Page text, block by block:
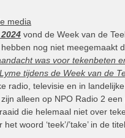
media
2024 vond de Week van de
nog niet meegemaakt
was voor tekenbeten
tijdens de Week van de
radio, televisie en in landelijke
alleen op NPO Radio 2 een
die helemaal niet over
woord ‘teek’/’take’ in de titel